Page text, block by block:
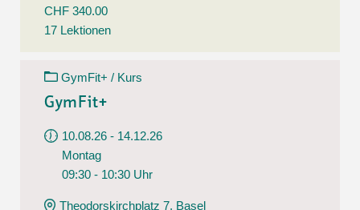
CHF 340.00
17 Lektionen
GymFit+ / Kurs
GymFit+
10.08.26 - 14.12.26
Montag
09:30 - 10:30 Uhr
Theodorskirchplatz 7, Basel